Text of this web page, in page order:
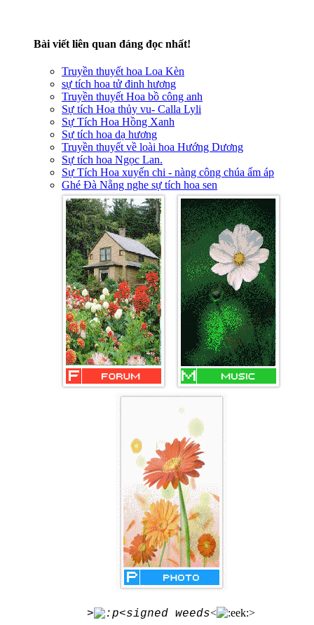
Bài viết liên quan đáng đọc nhất!
Truyền thuyết hoa Loa Kèn
sự tích hoa tử đinh hương
Truyền thuyết Hoa bồ công anh
Sự tích Hoa thủy vu- Calla Lyli
Sự Tích Hoa Hồng Xanh
Sự tích hoa dạ hương
Truyền thuyết về loài hoa Hướng Dương
Sự tích hoa Ngọc Lan.
Sự Tích Hoa xuyến chi - nàng công chúa ấm áp
Ghé Đà Nẵng nghe sự tích hoa sen
> <signed weeds< >